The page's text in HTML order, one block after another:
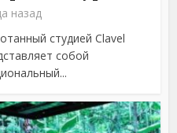
назад
студией Clavel
собой